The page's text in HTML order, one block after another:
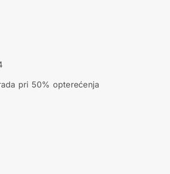
pri 50% opterećenja